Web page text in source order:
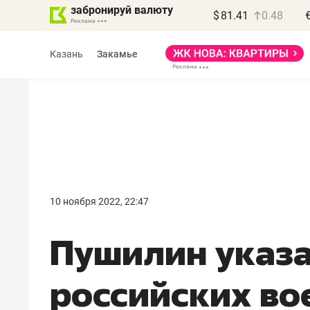
забронируй валюту $ 81.41 0.48
Казань Закамье
10 ноября 2022, 22:47
Пушилин
российских
правил, бизнес может
потерять минимум
полгода»